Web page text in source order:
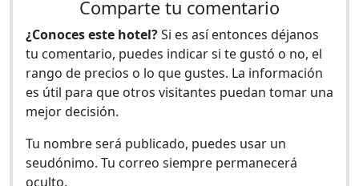
Comparte tu comentario
¿Conoces este hotel?Si es así entonces déjanos
tu comentario, puedes indicar si te gustó o no, el
rango de precios o lo que gustes. La información
es útil para que otros visitantes puedan tomar una
mejor decisión.
Tu nombre será publicado, puedes usar un
seudónimo. Tu correo siempre permanecerá
oculto.